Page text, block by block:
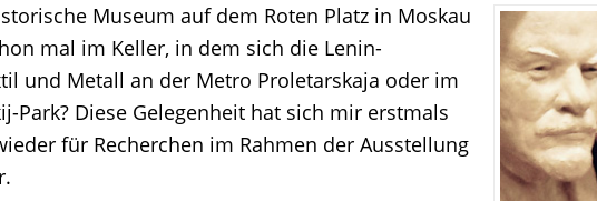
Museum auf dem Roten Platz in Moskau
mal im Keller, in dem sich die Lenin-
und Metall an der Metro Proletarskaja oder im
Park? Diese Gelegenheit hat sich mir erstmals
für Recherchen im Rahmen der Ausstellung